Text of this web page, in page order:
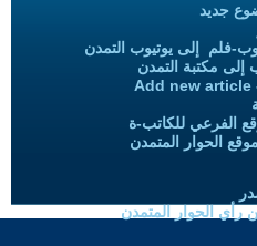
جديد
فلم إلى يوتيوب التمدن
إلى مكتبة التمدن
Add new article
الفرعي للكاتب-ة
الحوار المتمدن
رأي الحوار المتمدن